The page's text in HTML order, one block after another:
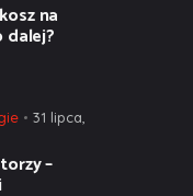
na
dalej?
31 lipca,
–